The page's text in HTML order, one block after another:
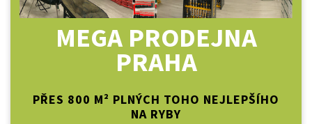
MEGA PRODEJNA
PRAHA
PŘES 800 M² PLNÝCH TOHO NEJLEPŠÍHO
NA RYBY